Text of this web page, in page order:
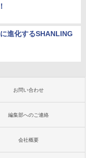
進化するSHANLING
お問い合わせ
編集部へのご連絡
会社概要